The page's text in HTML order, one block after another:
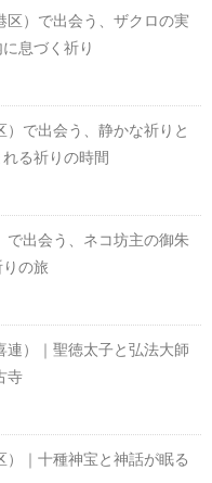
区）で出会う、ザクロの実
息づく祈り
）で出会う、静かな祈りと
る祈りの時間
で出会う、ネコ坊主の御朱
の旅
連）｜聖徳太子と弘法大師
寺
）｜十種神宝と神話が眠る